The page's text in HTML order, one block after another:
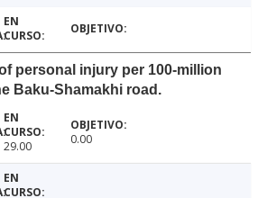
personal injury per 100-million
Baku-Shamakhi road.
29.00 0.00